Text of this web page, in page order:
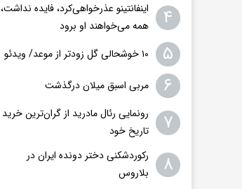
۴
اینفانتینو عذرخواهی‌کرد، فایده نداشت،
همه می‌خواهند او برود
۵ ۱۰ خوشحالی گل زودتر از موعد/ ویدئو
۶ مربی اسبق میلان درگذشت
۷
رونمایی رئال مادرید از گران‌ترین خرید
تاریخ خود
۸
رکوردشکنی دختر دونده ایران در
بلاروس